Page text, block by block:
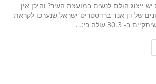
ייצוג הולם לנשים במועצת העיר? והיכן אין
של דן אנד ברדסטריט ישראל שנערכו לקראת
30.3 עולה כי:…